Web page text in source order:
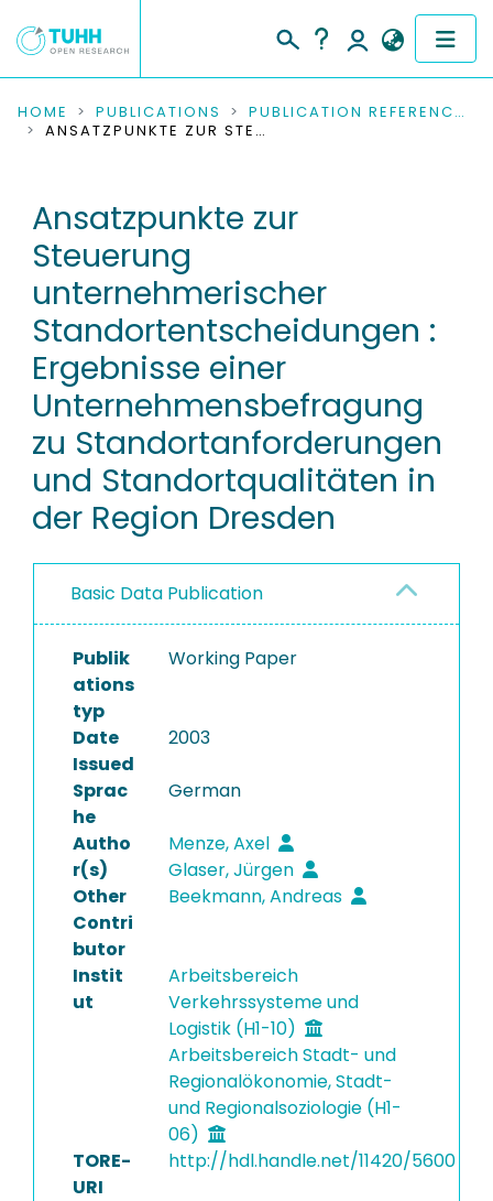
COMMUNITIES & COLLECTIONS
RESEARCH DATA
PEOPLE
INSTITUTIONS
PROJECTS
HOME PUBLICATIONS
PUBLICATION REFERENCES
ANSATZPUNKTE ZUR STEUERUNG UNTERNEHMERISCHER STANDORTENTSCHEIDUNGEN : ERGEBNISSE EINER UNTERNEHMENSBEFRAGUNG ZU STANDORTANFORDERUNGEN UND STANDORTQUALITÄTEN IN DER REGION DRESDEN
Ansatzpunkte zur
Steuerung
unternehmerischer
Standortentscheidungen :
Ergebnisse einer
Unternehmensbefragung
zu Standortanforderungen
und Standortqualitäten in
der Region Dresden
Basic Data Publication
Publik
ations
typ
Working Paper
Date
Issued
2003
Sprac
he
German
Autho
r(s)
Menze, Axel
Glaser, Jürgen
Other
Contri
butor
Beekmann, Andreas
Instit
ut
Arbeitsbereich
Verkehrssysteme und
Logistik (H1-10)
Arbeitsbereich Stadt- und
Regionalökonomie, Stadt-
und Regionalsoziologie (H1-
06)
TORE-
URI
http://hdl.handle.net/11420/5600